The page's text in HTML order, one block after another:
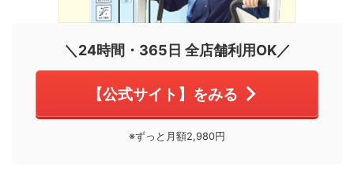
＼24時間・365日 全店舗利用OK／
【公式サイト】をみる
※ずっと月額2,980円